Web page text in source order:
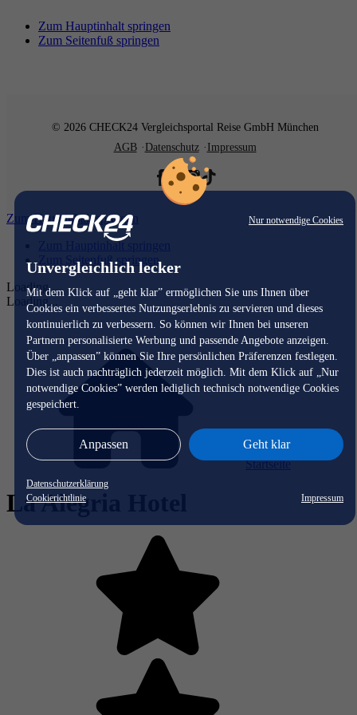
Nur notwendige Cookies
Unvergleichlich lecker
Mit dem Klick auf „geht klar” ermöglichen Sie uns Ihnen über
Cookies ein verbessertes Nutzungserlebnis zu servieren und dieses
kontinuierlich zu verbessern. So können wir Ihnen bei unseren
Partnern personalisierte Werbung und passende Angebote anzeigen.
Über „anpassen” können Sie Ihre persönlichen Präferenzen festlegen.
Dies ist auch nachträglich jederzeit möglich. Mit dem Klick auf „Nur
notwendige Cookies” werden lediglich technisch notwendige Cookies
gespeichert.
Anpassen Geht klar
Datenschutzerklärung
Cookierichtlinie
Impressum
Zum Hauptinhalt springen
Zum Seitenfuß springen
© 2026 CHECK24 Vergleichsportal Reise GmbH München
AGB
Datenschutz Impressum
Zum Hauptinhalt springen
Zum Hauptinhalt springen
Zum Seitenfuß springen
Loading...
Loading...
Startseite
La Alegria Hotel